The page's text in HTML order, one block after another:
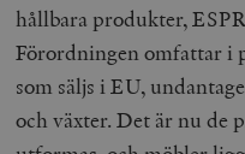
hållbara produkter,
Förordningen omfattar i
som säljs i EU,
och växter. Det är nu de